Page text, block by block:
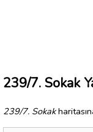
239/7. Sokak
239/7. Sokak